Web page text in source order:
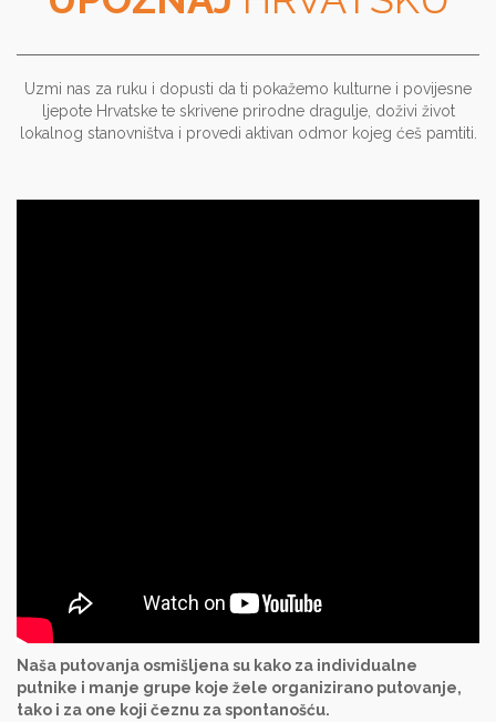
Uzmi nas za ruku i dopusti da ti pokažemo kulturne i povijesne
ljepote Hrvatske te skrivene prirodne dragulje, doživi život
lokalnog stanovništva i provedi aktivan odmor kojeg ćeš pamtiti.
Naša putovanja osmišljena su kako za individualne
putnike i manje grupe koje žele organizirano putovanje,
tako i za one koji čeznu za spontanošću.